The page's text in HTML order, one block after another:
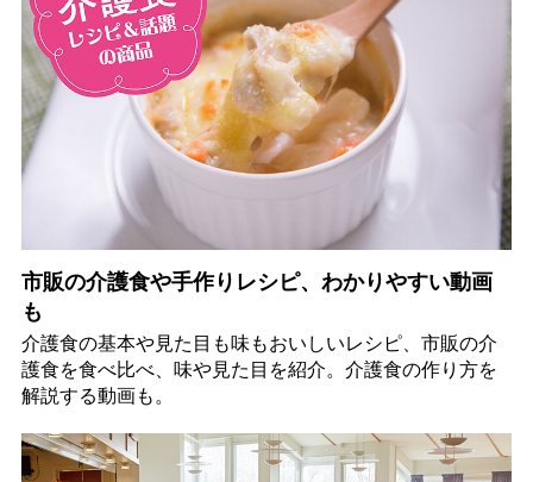
市販の介護食や手作りレシピ、わかりやすい動画
も
介護食の基本や見た目も味もおいしいレシピ、市販の介
護食を食べ比べ、味や見た目を紹介。介護食の作り方を
解説する動画も。